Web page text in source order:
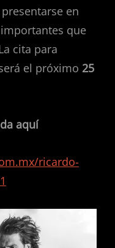
en
que
cita para
el próximo 25
aquí
ricardo-